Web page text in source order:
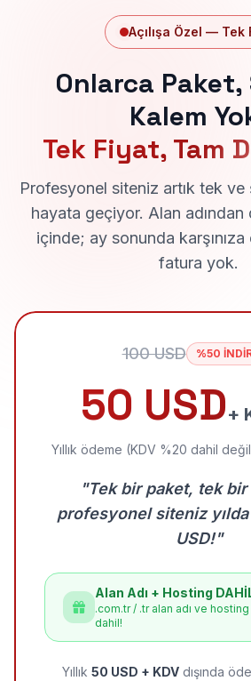
Açılışa Özel — Tek
Onlarca
Kalem
Tek Fiyat, Tam
Profesyonel siteniz artık tek
hayata geçiyor. Alan
içinde; ay sonunda
fatura yok.
100 USD %50
50 USD+
Yıllık ödeme (KDV %20 dahil
"Tek bir paket, tek
profesyonel siteniz yılda
USD!"
Alan Adı + Hosting
.com.tr / .tr alan adı ve hosting
dahil!
Yıllık 50 USD + KDV dışında